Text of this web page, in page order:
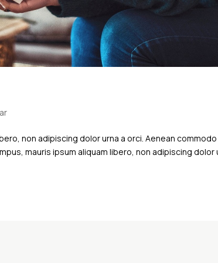
non adipiscing dolor urna a orci. Aenean commodo
mauris ipsum aliquam libero, non adipiscing dolor